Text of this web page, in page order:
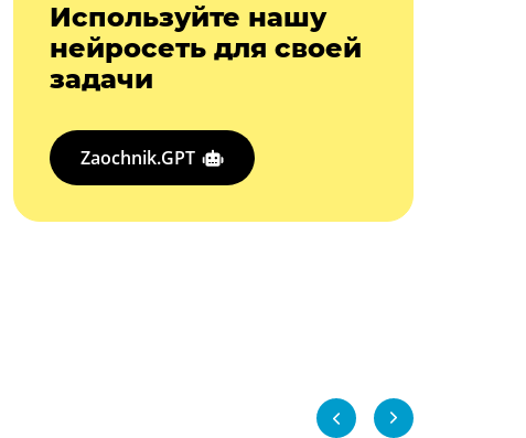
Используйте нашу
нейросеть для своей
задачи
Zaochnik.GPT